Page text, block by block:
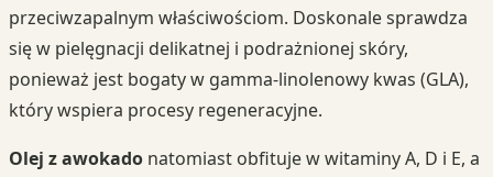
przeciwzapalnym właściwościom. Doskonale sprawdza
się w pielęgnacji delikatnej i podrażnionej skóry,
ponieważ jest bogaty w gamma-linolenowy kwas (GLA),
który wspiera procesy regeneracyjne.
Olej z awokado natomiast obfituje w witaminy A, D i E, a